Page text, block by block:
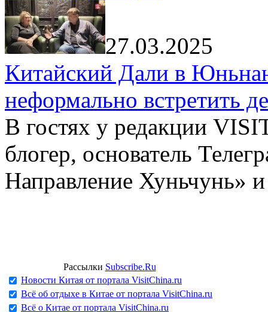
27.03.2025
Китайский Дали в
неформально встретить
В гостях у редакции
блогер, основатель
Направление Хуньчунь»
Рассылки Subscribe.Ru
Новости Китая от портала VisitChina.ru
Всё об отдыхе в Китае от портала VisitChina.ru
Всё о Китае от портала VisitChina.ru